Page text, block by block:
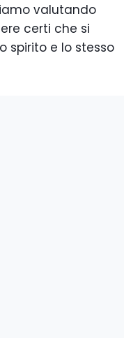
valutando
certi che si
spirito e lo stesso